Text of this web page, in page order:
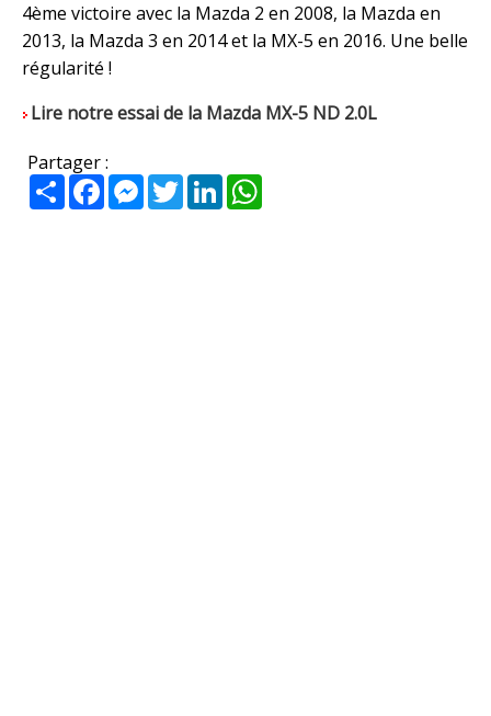
4ème victoire avec la Mazda 2 en 2008, la Mazda en
2013, la Mazda 3 en 2014 et la MX-5 en 2016. Une belle
régularité !
Lire notre essai de la Mazda MX-5 ND 2.0L
Partager :
PartagerFacebookMessenger
TwitterLinkedIn